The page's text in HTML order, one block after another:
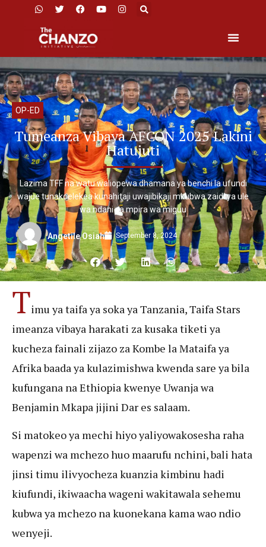
OP-ED
Tumeanza Vibaya AFCON 2025 Lakini
Hatujuti
Lazima TFF na watu waliopewa dhamana ya benchi la ufundi
wajue tunakoelekea kunahitaji uwajibikaji mkubwa zaidi ya ule
wa ndani ya mpira wa miguu
Angetile Osiah September 8, 2024
Timu ya taifa ya soka ya Tanzania, Taifa Stars
imeanza vibaya harakati za kusaka tiketi ya
kucheza fainali zijazo za Kombe la Mataifa ya
Afrika baada ya kulazimishwa kwenda sare ya bila
kufungana na Ethiopia kwenye Uwanja wa
Benjamin Mkapa jijini Dar es salaam.
Si matokeo ya mechi hiyo yaliyowakosesha raha
wapenzi wa mchezo huo maarufu nchini, bali hata
jinsi timu ilivyocheza kuanzia kimbinu hadi
kiufundi, ikiwaacha wageni wakitawala sehemu
kubwa ya mchezo na kuonekana kama wao ndio
wenyeji.